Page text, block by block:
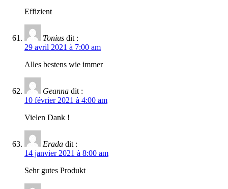
Effizient
Tonius dit :
29 avril 2021 à 7:00 am
Alles bestens wie immer
Geanna dit :
10 février 2021 à 4:00 am
Vielen Dank !
Erada dit :
14 janvier 2021 à 8:00 am
Sehr gutes Produkt